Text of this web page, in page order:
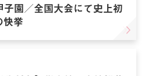
子園／全国大会にて史上初
快挙